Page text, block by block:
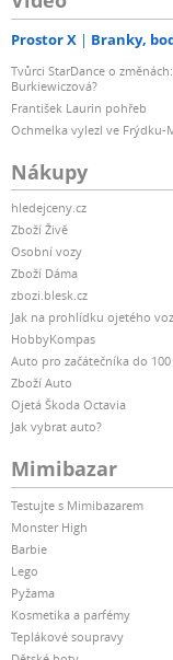
Prostor X Branky,
Tvůrci StarDance o
Burkiewiczová?
František Laurin pohřeb
Ochmelka vylezl ve Frýdku-
Nákupy
hledejceny.cz
Zboží Živě
Osobní vozy
Zboží Dáma
zbozi.blesk.cz
Jak na prohlídku ojetého
HobbyKompas
Auto pro začátečníka do 100
Zboží Auto
Ojetá Škoda Octavia
Jak vybrat auto?
Mimibazar
Testujte s Mimibazarem
Monster High
Barbie
Lego
Pyžama
Kosmetika a parfémy
Teplákové soupravy